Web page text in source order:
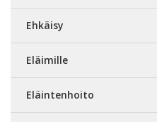
Ehkäisy
Eläimille
Eläintenhoito